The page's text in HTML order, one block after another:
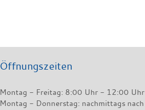
Öffnungszeiten
Montag - Freitag: 8:00 Uhr - 12:00 Uhr
Montag - Donnerstag: nachmittags nach